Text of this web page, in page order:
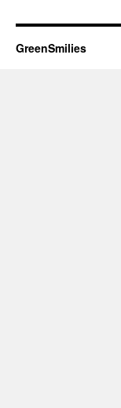
GreenSmilies